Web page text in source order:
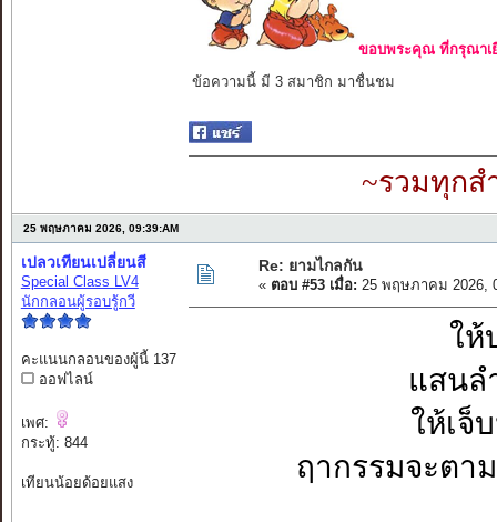
ขอบพระคุณ ที่กรุณาเ
ข้อความนี้ มี 3 สมาชิก มาชื่นชม
~รวมทุกส
25 พฤษภาคม 2026, 09:39:AM
เปลวเทียนเปลี่ยนสี
Special Class LV4
นักกลอนผู้รอบรู้กวี
คะแนนกลอนของผู้นี้ 137
ออฟไลน์
เพศ:
กระทู้: 844
เทียนน้อยด้อยแสง
Re: ยามไกลกัน
« ตอบ #53 เมื่อ: 25 พฤษภาคม 2026,
ให้
แสนล
ให้เจ็
ฤากรรมจะตา